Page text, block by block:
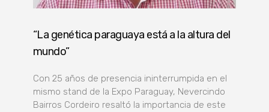
“La genética paraguaya está a la altura del
mundo”
Con 25 años de presencia ininterrumpida en el
mismo stand de la Expo Paraguay, Nevercindo
Bairros Cordeiro resaltó la importancia de este